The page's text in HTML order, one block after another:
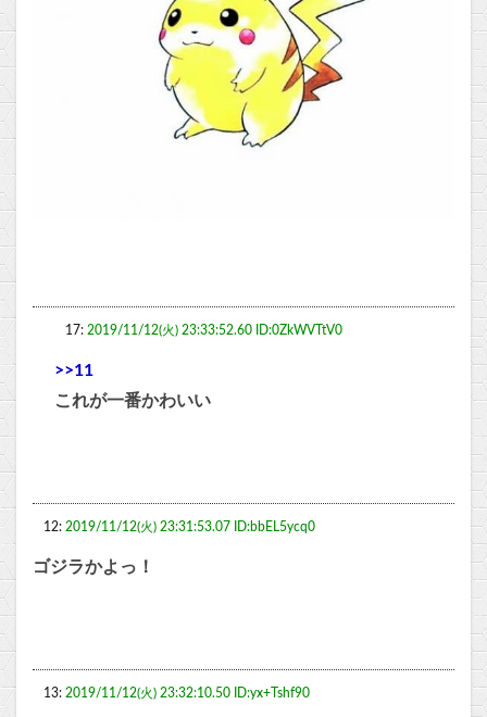
17: 2019/11/12(火) 23:33:52.60 ID:0ZkWVTtV0
>>11
これが一番かわいい
12: 2019/11/12(火) 23:31:53.07 ID:bbEL5ycq0
ゴジラかよっ！
13: 2019/11/12(火) 23:32:10.50 ID:yx+Tshf90